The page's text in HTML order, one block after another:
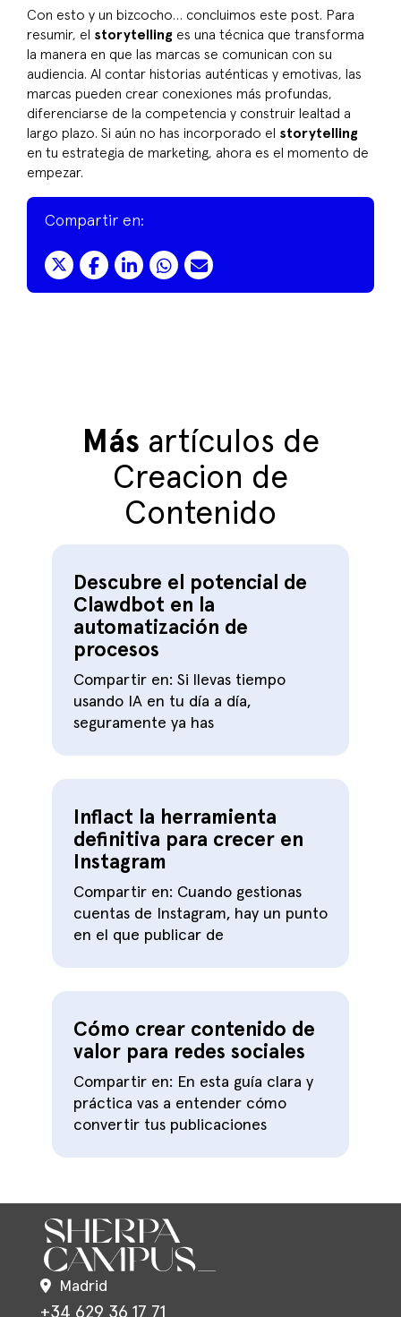
Con esto y un bizcocho… concluimos este post. Para
resumir, el storytelling es una técnica que transforma
la manera en que las marcas se comunican con su
audiencia. Al contar historias auténticas y emotivas, las
marcas pueden crear conexiones más profundas,
diferenciarse de la competencia y construir lealtad a
largo plazo. Si aún no has incorporado el storytelling
en tu estrategia de marketing, ahora es el momento de
empezar.
Compartir en:
Más artículos de
Creacion de
Contenido
Descubre el potencial de
Clawdbot en la
automatización de
procesos
Compartir en: Si llevas tiempo
usando IA en tu día a día,
seguramente ya has
Inflact la herramienta
definitiva para crecer en
Instagram
Compartir en: Cuando gestionas
cuentas de Instagram, hay un punto
en el que publicar de
Cómo crear contenido de
valor para redes sociales
Compartir en: En esta guía clara y
práctica vas a entender cómo
convertir tus publicaciones
Madrid
+34 629 36 17 71